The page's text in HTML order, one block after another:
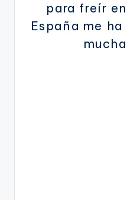
para freír
España me